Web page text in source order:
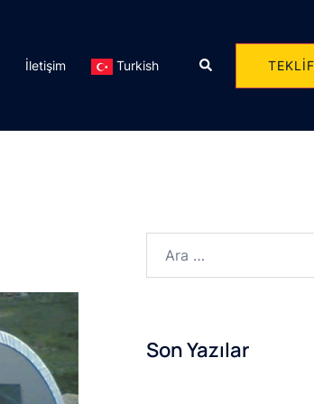
İletişim Turkish Search
Son Yazılar